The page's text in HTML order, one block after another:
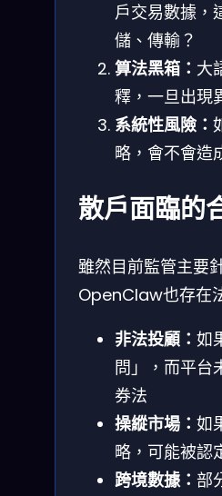
戶交易數據，
儲、傳輸？
算法黑箱： 大
釋，一旦出現
系統性風險：
略，會不會造
散戶面臨的
雖然目前監管主要
OpenClaw也存在
非法投顧： 如
問」，而平台
券法
操縱市場： 如
略，可能被認
跨境數據： 部